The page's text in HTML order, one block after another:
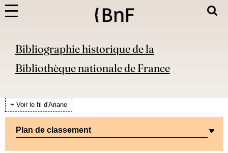
Bibliographie historique de la
Bibliothèque nationale de France
+ Voir le fil d'Ariane
Plan de classement